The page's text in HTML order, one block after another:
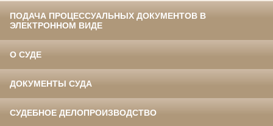
ПОДАЧА ПРОЦЕССУАЛЬНЫХ ДОКУМЕНТОВ В
ЭЛЕКТРОННОМ ВИДЕ
О СУДЕ
ДОКУМЕНТЫ СУДА
СУДЕБНОЕ ДЕЛОПРОИЗВОДСТВО